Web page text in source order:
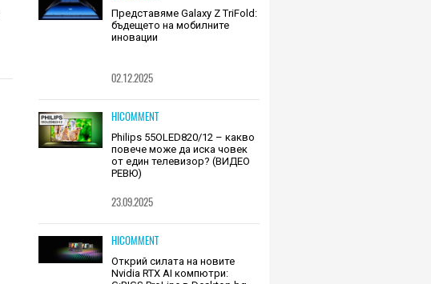
Представяме Galaxy Z TriFold:
бъдещето на мобилните
иновации
02.12.2025
HICOMMENT
Philips 55OLED820/12 – какво
повече може да иска човек
от един телевизор? (ВИДЕО
РЕВЮ)
23.09.2025
HICOMMENT
Открий силата на новите
Nvidia RTX AI компютри: